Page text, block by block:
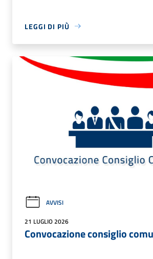
LEGGI DI PIÙ
AVVISI
21 LUGLIO 2026
Convocazione consiglio